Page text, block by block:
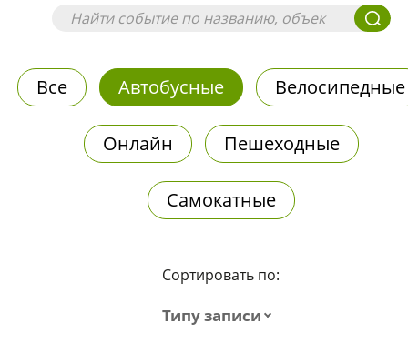
Все Автобусные Велосипедные
Онлайн Пешеходные
Самокатные
Сортировать по:
Типу записи